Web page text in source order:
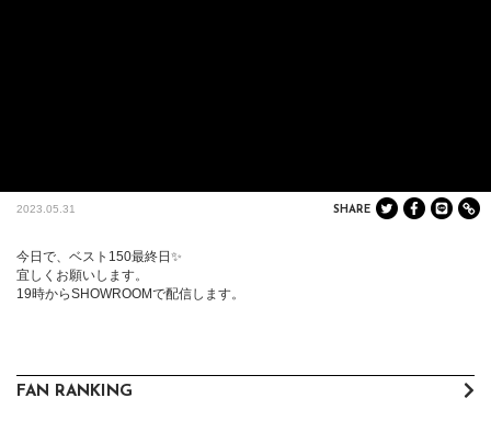
2023.05.31 SHARE
今日で、ベスト150最終日✨
宜しくお願いします。
19時からSHOWROOMで配信します。
FAN RANKING